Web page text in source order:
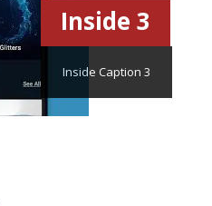
Inside 3
Inside Caption 3